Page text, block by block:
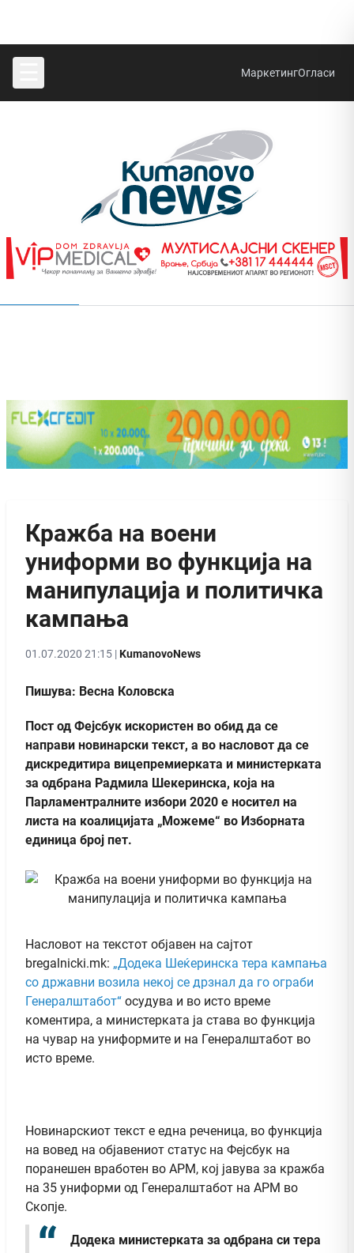
МаркетингОгласи
Кражба на воени
униформи во функција на
манипулација и политичка
кампања
01.07.2020 21:15 |KumanovoNews
Пишува: Весна Коловска
Пост од Фејсбук искористен во обид да се
направи новинарски текст, а во насловот да се
дискредитира вицепремиерката и министерката
за одбрана Радмила Шекеринска, која на
Парламентралните избори 2020 е носител на
листа на коалицијата „Можеме“ во Изборната
единица број пет.
Насловот на текстот објавен на сајтот
bregalnicki.mk: „Додека Шеќеринска тера кампања
со државни возила некој се дрзнал да го ограби
Генералштабот“ осудува и во исто време
коментира, а министерката ја става во функција
на чувар на униформите и на Генералштабот во
исто време.
Новинарскиот текст е една реченица, во функција
на вовед на објавениот статус на Фејсбук на
поранешен вработен во АРМ, кој јавува за кражба
на 35 униформи од Генералштабот на АРМ во
Скопје.
Додека министерката за одбрана си тера